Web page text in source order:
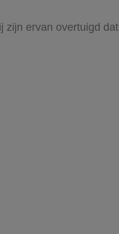
ervan overtuigd